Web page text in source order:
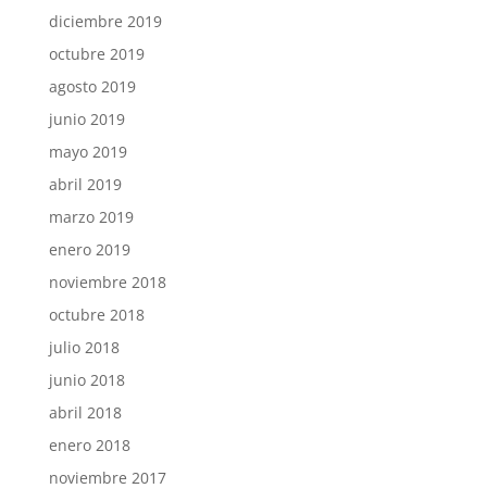
diciembre 2019
octubre 2019
agosto 2019
junio 2019
mayo 2019
abril 2019
marzo 2019
enero 2019
noviembre 2018
octubre 2018
julio 2018
junio 2018
abril 2018
enero 2018
noviembre 2017